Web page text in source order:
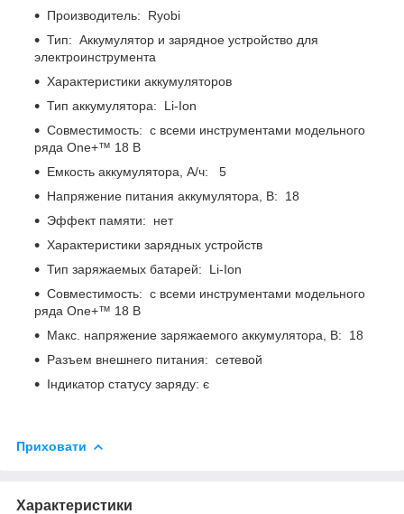
Производитель: Ryobi
Тип: Аккумулятор и зарядное устройство для
электроинструмента
Характеристики аккумуляторов
Тип аккумулятора: Li-Ion
Совместимость: с всеми инструментами модельного
ряда One+™ 18 В
Емкость аккумулятора, А/ч: 5
Напряжение питания аккумулятора, В: 18
Эффект памяти: нет
Характеристики зарядных устройств
Тип заряжаемых батарей: Li-Ion
Совместимость: с всеми инструментами модельного
ряда One+™ 18 В
Макс. напряжение заряжаемого аккумулятора, В: 18
Разъем внешнего питания: сетевой
Індикатор статусу заряду: є
Приховати
Характеристики